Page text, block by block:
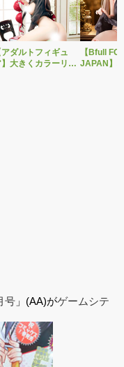
アダルトフィギュ
】大きくカラーリン
【Bfull
JAPAN】
号 」(AA)がゲームシテ